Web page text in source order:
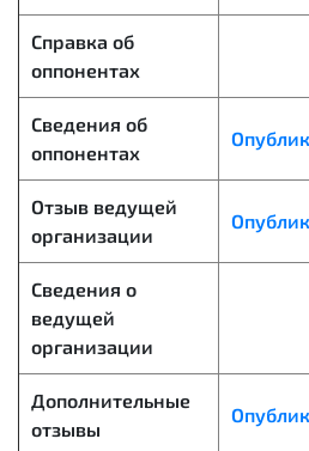
Справка об
оппонентах
Сведения об
оппонентах
Отзыв ведущей
организации
Сведения о
ведущей
организации
Дополнительные
отзывы